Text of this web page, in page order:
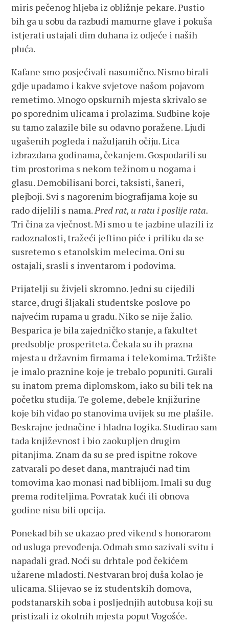
miris pečenog hljeba iz obližnje pekare. Pustio
bih ga u sobu da razbudi mamurne glave i pokuša
istjerati ustajali dim duhana iz odjeće i naših
pluća.
Kafane smo posjećivali nasumično. Nismo birali
gdje upadamo i kakve svjetove našom pojavom
remetimo. Mnogo opskurnih mjesta skrivalo se
po sporednim ulicama i prolazima. Sudbine koje
su tamo zalazile bile su odavno poražene. Ljudi
ugašenih pogleda i nažuljanih očiju. Lica
izbrazdana godinama, čekanjem. Gospodarili su
tim prostorima s nekom težinom u nogama i
glasu. Demobilisani borci, taksisti, šaneri,
plejboji. Svi s nagorenim biografijama koje su
rado dijelili s nama.Pred rat, u ratu i poslije rata.
Tri čina za vječnost. Mi smo u te jazbine ulazili iz
radoznalosti, tražeći jeftino piće i priliku da se
susretemo s etanolskim melecima. Oni su
ostajali, srasli s inventarom i podovima.
Prijatelji su živjeli skromno. Jedni su cijedili
starce, drugi šljakali studentske poslove po
najvećim rupama u gradu. Niko se nije žalio.
Besparica je bila zajedničko stanje, a fakultet
predsoblje prosperiteta. Čekala su ih prazna
mjesta u državnim firmama i telekomima. Tržište
je imalo praznine koje je trebalo popuniti. Gurali
su inatom prema diplomskom, iako su bili tek na
početku studija. Te goleme, debele knjižurine
koje bih viđao po stanovima uvijek su me plašile.
Beskrajne jednačine i hladna logika. Studirao sam
tada književnost i bio zaokupljen drugim
pitanjima. Znam da su se pred ispitne rokove
zatvarali po deset dana, mantrajući nad tim
tomovima kao monasi nad biblijom. Imali su dug
prema roditeljima. Povratak kući ili obnova
godine nisu bili opcija.
Ponekad bih se ukazao pred vikend s honorarom
od usluga prevođenja. Odmah smo sazivali svitu i
napadali grad. Noći su drhtale pod čekićem
užarene mladosti. Nestvaran broj duša kolao je
ulicama. Slijevao se iz studentskih domova,
podstanarskih soba i posljednjih autobusa koji su
pristizali iz okolnih mjesta poput Vogošće.